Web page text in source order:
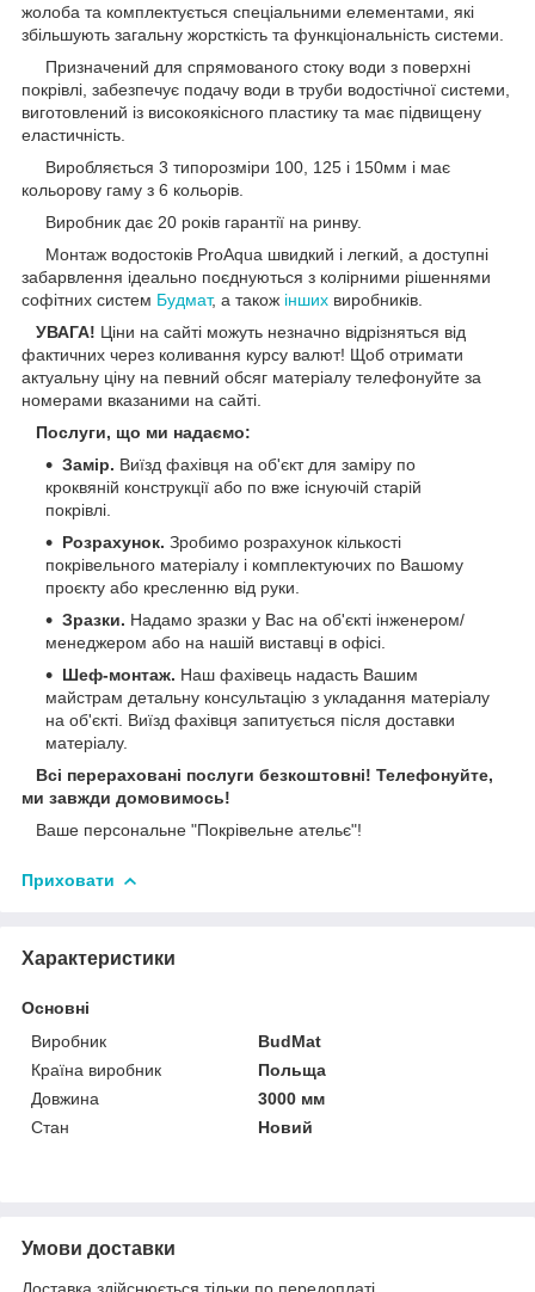
жолоба та комплектується спеціальними елементами, які
збільшують загальну жорсткість та функціональність системи.
Призначений для спрямованого стоку води з поверхні
покрівлі, забезпечує подачу води в труби водостічної системи,
виготовлений із високоякісного пластику та має підвищену
еластичність.
Виробляється 3 типорозміри 100, 125 і 150мм і має
кольорову гаму з 6 кольорів.
Виробник дає 20 років гарантії на ринву.
Монтаж водостоків ProAqua швидкий і легкий, а доступні
забарвлення ідеально поєднуються з колірними рішеннями
софітних систем Будмат, а також інших виробників.
УВАГА! Ціни на сайті можуть незначно відрізняться від
фактичних через коливання курсу валют! Щоб отримати
актуальну ціну на певний обсяг матеріалу телефонуйте за
номерами вказаними на сайті.
Послуги, що ми надаємо:
Замір. Виїзд фахівця на об'єкт для заміру по
кроквяній конструкції або по вже існуючій старій
покрівлі.
Розрахунок. Зробимо розрахунок кількості
покрівельного матеріалу і комплектуючих по Вашому
проєкту або кресленню від руки.
Зразки. Надамо зразки у Вас на об'єкті інженером/
менеджером або на нашій виставці в офісі.
Шеф-монтаж. Наш фахівець надасть Вашим
майстрам детальну консультацію з укладання матеріалу
на об'єкті. Виїзд фахівця запитується після доставки
матеріалу.
Всі перераховані послуги безкоштовні! Телефонуйте,
ми завжди домовимось!
Ваше персональне "Покрівельне ательє"!
Приховати
Характеристики
Основні
Виробник
BudMat
Країна виробник
Польща
Довжина
3000 мм
Стан
Новий
Умови доставки
Доставка здійснюється тільки по передоплаті.